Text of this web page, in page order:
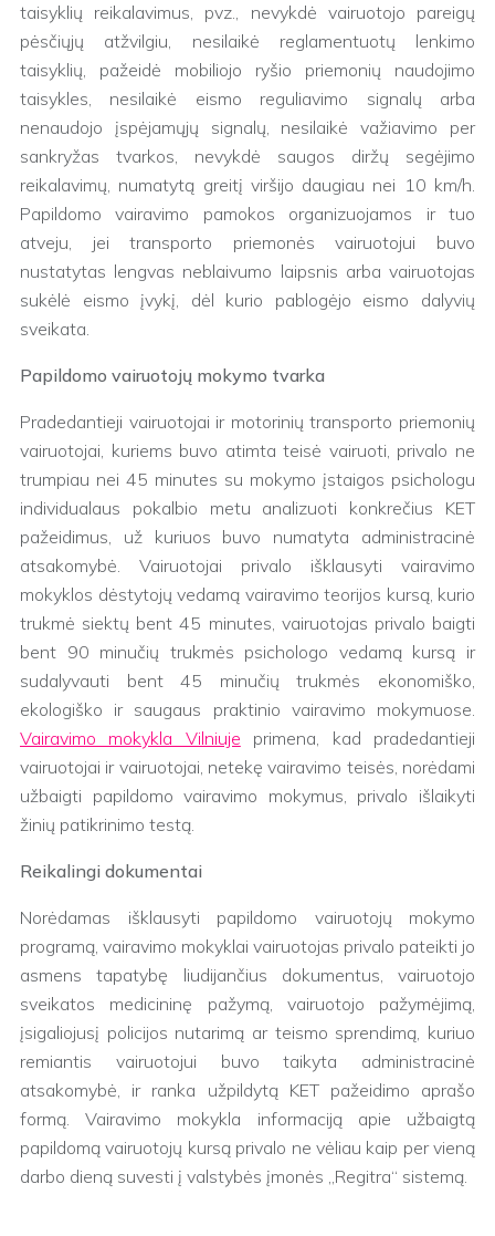
taisyklių reikalavimus, pvz., nevykdė vairuotojo pareigų
pėsčiųjų atžvilgiu, nesilaikė reglamentuotų lenkimo
taisyklių, pažeidė mobiliojo ryšio priemonių naudojimo
taisykles, nesilaikė eismo reguliavimo signalų arba
nenaudojo įspėjamųjų signalų, nesilaikė važiavimo per
sankryžas tvarkos, nevykdė saugos diržų segėjimo
reikalavimų, numatytą greitį viršijo daugiau nei 10 km/h.
Papildomo vairavimo pamokos organizuojamos ir tuo
atveju, jei transporto priemonės vairuotojui buvo
nustatytas lengvas neblaivumo laipsnis arba vairuotojas
sukėlė eismo įvykį, dėl kurio pablogėjo eismo dalyvių
sveikata.
Papildomo vairuotojų mokymo tvarka
Pradedantieji vairuotojai ir motorinių transporto priemonių
vairuotojai, kuriems buvo atimta teisė vairuoti, privalo ne
trumpiau nei 45 minutes su mokymo įstaigos psichologu
individualaus pokalbio metu analizuoti konkrečius KET
pažeidimus, už kuriuos buvo numatyta administracinė
atsakomybė. Vairuotojai privalo išklausyti vairavimo
mokyklos dėstytojų vedamą vairavimo teorijos kursą, kurio
trukmė siektų bent 45 minutes, vairuotojas privalo baigti
bent 90 minučių trukmės psichologo vedamą kursą ir
sudalyvauti bent 45 minučių trukmės ekonomiško,
ekologiško ir saugaus praktinio vairavimo mokymuose.
Vairavimo mokykla Vilniuje primena, kad pradedantieji
vairuotojai ir vairuotojai, netekę vairavimo teisės, norėdami
užbaigti papildomo vairavimo mokymus, privalo išlaikyti
žinių patikrinimo testą.
Reikalingi dokumentai
Norėdamas išklausyti papildomo vairuotojų mokymo
programą, vairavimo mokyklai vairuotojas privalo pateikti jo
asmens tapatybę liudijančius dokumentus, vairuotojo
sveikatos medicininę pažymą, vairuotojo pažymėjimą,
įsigaliojusį policijos nutarimą ar teismo sprendimą, kuriuo
remiantis vairuotojui buvo taikyta administracinė
atsakomybė, ir ranka užpildytą KET pažeidimo aprašo
formą. Vairavimo mokykla informaciją apie užbaigtą
papildomą vairuotojų kursą privalo ne vėliau kaip per vieną
darbo dieną suvesti į valstybės įmonės „Regitra“ sistemą.